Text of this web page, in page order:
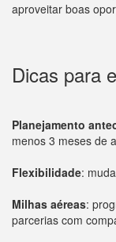
aproveitar boas
Dicas para
Planejamento
menos 3 meses de
Flexibilidade:
Milhas aéreas:
parcerias com